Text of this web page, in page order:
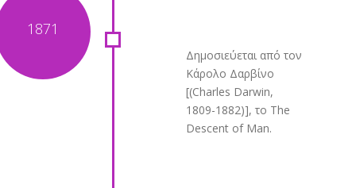
Δημοσιεύεται από τον
Κάρολο Δαρβίνο
[(Charles Darwin,
1809-1882)], το The
Descent of Man.